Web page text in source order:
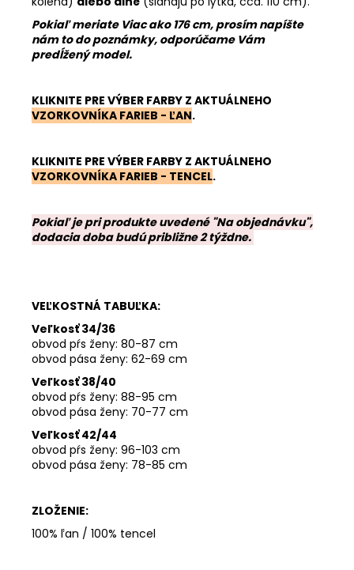
Pokiaľ meriate Viac ako 176 cm, prosím napíšte
nám to do poznámky, odporúčame Vám
predĺžený model.
KLIKNITE PRE VÝBER FARBY Z AKTUÁLNEHO
VZORKOVNÍKA FARIEB - ĽAN.
KLIKNITE PRE VÝBER FARBY Z AKTUÁLNEHO
VZORKOVNÍKA FARIEB - TENCEL.
Pokiaľ je pri produkte uvedené "Na objednávku",
dodacia doba budú približne 2 týždne.
VEĽKOSTNÁ TABUĽKA:
Veľkosť 34/36
obvod pŕs ženy: 80-87 cm
obvod pása ženy: 62-69 cm
Veľkosť 38/40
obvod pŕs ženy: 88-95 cm
obvod pása ženy: 70-77 cm
Veľkosť 42/44
obvod pŕs ženy: 96-103 cm
obvod pása ženy: 78-85 cm
ZLOŽENIE:
100% ľan / 100% tencel